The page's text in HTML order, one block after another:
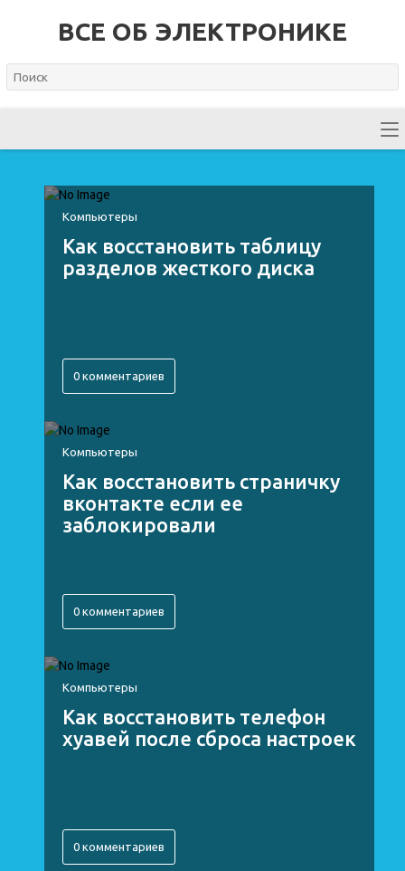
ВСЕ ОБ ЭЛЕКТРОНИКЕ
Компьютеры
Как восстановить таблицу
разделов жесткого диска
0 комментариев
Компьютеры
Как восстановить страничку
вконтакте если ее
заблокировали
0 комментариев
Компьютеры
Как восстановить телефон
хуавей после сброса настроек
0 комментариев